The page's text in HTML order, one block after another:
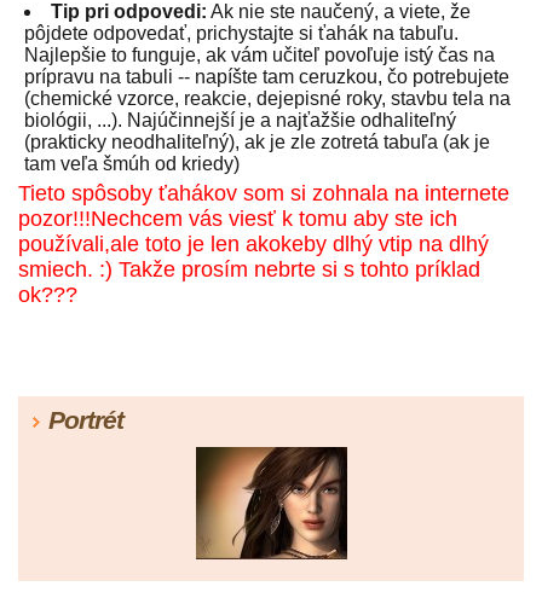
Tip pri odpovedi: Ak nie ste naučený, a viete, že
pôjdete odpovedať, prichystajte si ťahák na tabuľu.
Najlepšie to funguje, ak vám učiteľ povoľuje istý čas na
prípravu na tabuli -- napíšte tam ceruzkou, čo potrebujete
(chemické vzorce, reakcie, dejepisné roky, stavbu tela na
biológii, ...). Najúčinnejší je a najťažšie odhaliteľný
(prakticky neodhaliteľný), ak je zle zotretá tabuľa (ak je
tam veľa šmúh od kriedy)
Tieto spôsoby ťahákov som si zohnala na internete
pozor!!!Nechcem vás viesť k tomu aby ste ich
používali,ale toto je len akokeby dlhý vtip na dlhý
smiech. :) Takže prosím nebrte si s tohto príklad
ok???
Portrét